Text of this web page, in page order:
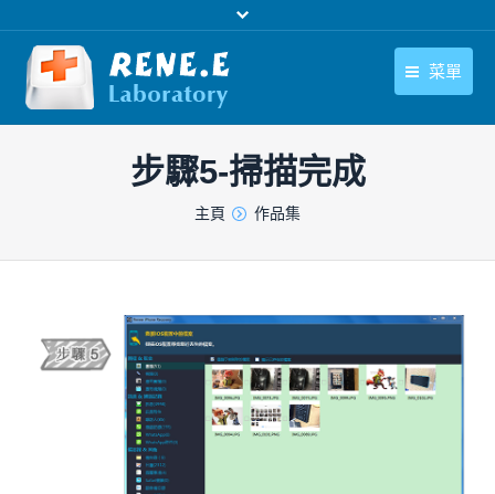
菜單
下載中心
關於我們
步驟5-掃描完成
主頁 作品集